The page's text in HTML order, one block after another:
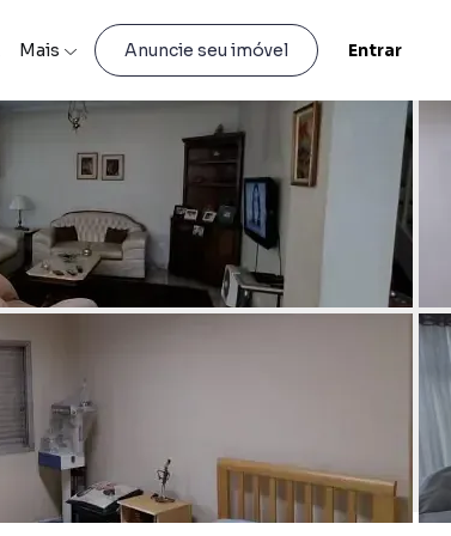
Mais Anuncie seu imóvel Entrar